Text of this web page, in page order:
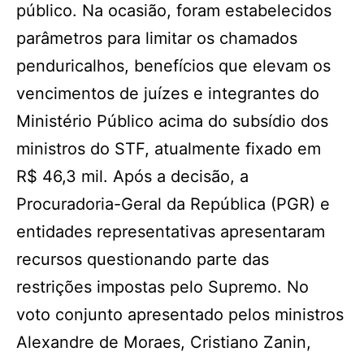
público. Na ocasião, foram estabelecidos
parâmetros para limitar os chamados
penduricalhos, benefícios que elevam os
vencimentos de juízes e integrantes do
Ministério Público acima do subsídio dos
ministros do STF, atualmente fixado em
R$ 46,3 mil. Após a decisão, a
Procuradoria-Geral da República (PGR) e
entidades representativas apresentaram
recursos questionando parte das
restrições impostas pelo Supremo. No
voto conjunto apresentado pelos ministros
Alexandre de Moraes, Cristiano Zanin,